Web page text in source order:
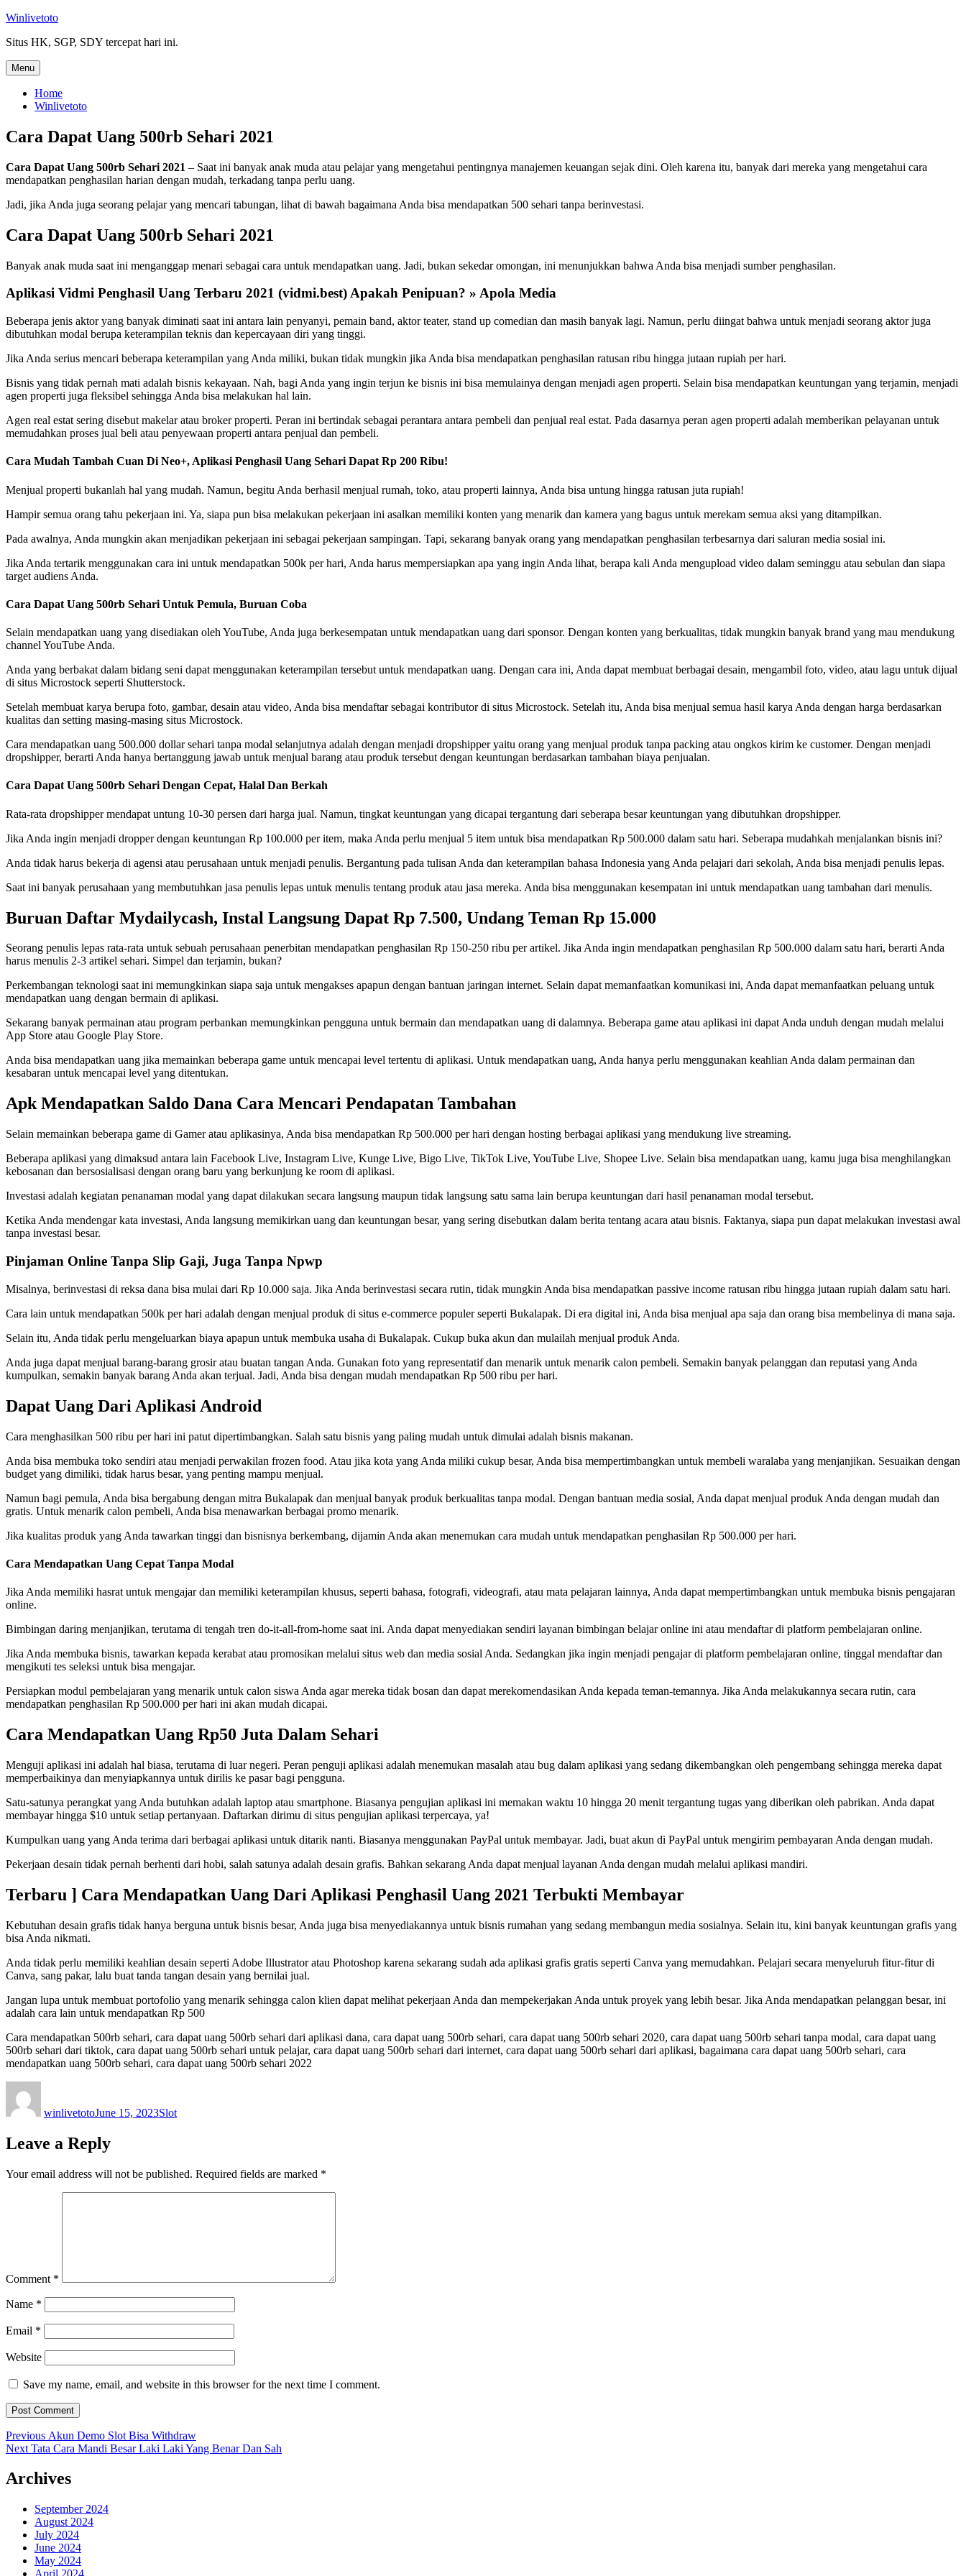
Skip
content
Winlivetoto
Situs HK, SGP, SDY tercepat hari ini.
Menu
Home
Winlivetoto
Cara Dapat Uang 500rb Sehari 2021
Cara Dapat Uang 500rb Sehari 2021 – Saat ini banyak anak muda atau pelajar yang mengetahui pentingnya manajemen keuangan sejak dini. Oleh karena itu, banyak dari mereka yang mengetahui cara
mendapatkan penghasilan harian dengan mudah, terkadang tanpa perlu uang.
Jadi, jika Anda juga seorang pelajar yang mencari tabungan, lihat di bawah bagaimana Anda bisa mendapatkan 500 sehari tanpa berinvestasi.
Cara Dapat Uang 500rb Sehari 2021
Banyak anak muda saat ini menganggap menari sebagai cara untuk mendapatkan uang. Jadi, bukan sekedar omongan, ini menunjukkan bahwa Anda bisa menjadi sumber penghasilan.
Aplikasi Vidmi Penghasil Uang Terbaru 2021 (vidmi.best) Apakah Penipuan? » Apola Media
Beberapa jenis aktor yang banyak diminati saat ini antara lain penyanyi, pemain band, aktor teater, stand up comedian dan masih banyak lagi. Namun, perlu diingat bahwa untuk menjadi seorang aktor juga
dibutuhkan modal berupa keterampilan teknis dan kepercayaan diri yang tinggi.
Jika Anda serius mencari beberapa keterampilan yang Anda miliki, bukan tidak mungkin jika Anda bisa mendapatkan penghasilan ratusan ribu hingga jutaan rupiah per hari.
Bisnis yang tidak pernah mati adalah bisnis kekayaan. Nah, bagi Anda yang ingin terjun ke bisnis ini bisa memulainya dengan menjadi agen properti. Selain bisa mendapatkan keuntungan yang terjamin, menjadi
agen properti juga fleksibel sehingga Anda bisa melakukan hal lain.
Agen real estat sering disebut makelar atau broker properti. Peran ini bertindak sebagai perantara antara pembeli dan penjual real estat. Pada dasarnya peran agen properti adalah memberikan pelayanan untuk
memudahkan proses jual beli atau penyewaan properti antara penjual dan pembeli.
Cara Mudah Tambah Cuan Di Neo+, Aplikasi Penghasil Uang Sehari Dapat Rp 200 Ribu!
Menjual properti bukanlah hal yang mudah. Namun, begitu Anda berhasil menjual rumah, toko, atau properti lainnya, Anda bisa untung hingga ratusan juta rupiah!
Hampir semua orang tahu pekerjaan ini. Ya, siapa pun bisa melakukan pekerjaan ini asalkan memiliki konten yang menarik dan kamera yang bagus untuk merekam semua aksi yang ditampilkan.
Pada awalnya, Anda mungkin akan menjadikan pekerjaan ini sebagai pekerjaan sampingan. Tapi, sekarang banyak orang yang mendapatkan penghasilan terbesarnya dari saluran media sosial ini.
Jika Anda tertarik menggunakan cara ini untuk mendapatkan 500k per hari, Anda harus mempersiapkan apa yang ingin Anda lihat, berapa kali Anda mengupload video dalam seminggu atau sebulan dan siapa
target audiens Anda.
Cara Dapat Uang 500rb Sehari Untuk Pemula, Buruan Coba
Selain mendapatkan uang yang disediakan oleh YouTube, Anda juga berkesempatan untuk mendapatkan uang dari sponsor. Dengan konten yang berkualitas, tidak mungkin banyak brand yang mau mendukung
channel YouTube Anda.
Anda yang berbakat dalam bidang seni dapat menggunakan keterampilan tersebut untuk mendapatkan uang. Dengan cara ini, Anda dapat membuat berbagai desain, mengambil foto, video, atau lagu untuk dijual
di situs Microstock seperti Shutterstock.
Setelah membuat karya berupa foto, gambar, desain atau video, Anda bisa mendaftar sebagai kontributor di situs Microstock. Setelah itu, Anda bisa menjual semua hasil karya Anda dengan harga berdasarkan
kualitas dan setting masing-masing situs Microstock.
Cara mendapatkan uang 500.000 dollar sehari tanpa modal selanjutnya adalah dengan menjadi dropshipper yaitu orang yang menjual produk tanpa packing atau ongkos kirim ke customer. Dengan menjadi
dropshipper, berarti Anda hanya bertanggung jawab untuk menjual barang atau produk tersebut dengan keuntungan berdasarkan tambahan biaya penjualan.
Cara Dapat Uang 500rb Sehari Dengan Cepat, Halal Dan Berkah
Rata-rata dropshipper mendapat untung 10-30 persen dari harga jual. Namun, tingkat keuntungan yang dicapai tergantung dari seberapa besar keuntungan yang dibutuhkan dropshipper.
Jika Anda ingin menjadi dropper dengan keuntungan Rp 100.000 per item, maka Anda perlu menjual 5 item untuk bisa mendapatkan Rp 500.000 dalam satu hari. Seberapa mudahkah menjalankan bisnis ini?
Anda tidak harus bekerja di agensi atau perusahaan untuk menjadi penulis. Bergantung pada tulisan Anda dan keterampilan bahasa Indonesia yang Anda pelajari dari sekolah, Anda bisa menjadi penulis lepas.
Saat ini banyak perusahaan yang membutuhkan jasa penulis lepas untuk menulis tentang produk atau jasa mereka. Anda bisa menggunakan kesempatan ini untuk mendapatkan uang tambahan dari menulis.
Buruan Daftar Mydailycash, Instal Langsung Dapat Rp 7.500, Undang Teman Rp 15.000
Seorang penulis lepas rata-rata untuk sebuah perusahaan penerbitan mendapatkan penghasilan Rp 150-250 ribu per artikel. Jika Anda ingin mendapatkan penghasilan Rp 500.000 dalam satu hari, berarti Anda
harus menulis 2-3 artikel sehari. Simpel dan terjamin, bukan?
Perkembangan teknologi saat ini memungkinkan siapa saja untuk mengakses apapun dengan bantuan jaringan internet. Selain dapat memanfaatkan komunikasi ini, Anda dapat memanfaatkan peluang untuk
mendapatkan uang dengan bermain di aplikasi.
Sekarang banyak permainan atau program perbankan memungkinkan pengguna untuk bermain dan mendapatkan uang di dalamnya. Beberapa game atau aplikasi ini dapat Anda unduh dengan mudah melalui
App Store atau Google Play Store.
Anda bisa mendapatkan uang jika memainkan beberapa game untuk mencapai level tertentu di aplikasi. Untuk mendapatkan uang, Anda hanya perlu menggunakan keahlian Anda dalam permainan dan
kesabaran untuk mencapai level yang ditentukan.
Apk Mendapatkan Saldo Dana Cara Mencari Pendapatan Tambahan
Selain memainkan beberapa game di Gamer atau aplikasinya, Anda bisa mendapatkan Rp 500.000 per hari dengan hosting berbagai aplikasi yang mendukung live streaming.
Beberapa aplikasi yang dimaksud antara lain Facebook Live, Instagram Live, Kunge Live, Bigo Live, TikTok Live, YouTube Live, Shopee Live. Selain bisa mendapatkan uang, kamu juga bisa menghilangkan
kebosanan dan bersosialisasi dengan orang baru yang berkunjung ke room di aplikasi.
Investasi adalah kegiatan penanaman modal yang dapat dilakukan secara langsung maupun tidak langsung satu sama lain berupa keuntungan dari hasil penanaman modal tersebut.
Ketika Anda mendengar kata investasi, Anda langsung memikirkan uang dan keuntungan besar, yang sering disebutkan dalam berita tentang acara atau bisnis. Faktanya, siapa pun dapat melakukan investasi awal
tanpa investasi besar.
Pinjaman Online Tanpa Slip Gaji, Juga Tanpa Npwp
Misalnya, berinvestasi di reksa dana bisa mulai dari Rp 10.000 saja. Jika Anda berinvestasi secara rutin, tidak mungkin Anda bisa mendapatkan passive income ratusan ribu hingga jutaan rupiah dalam satu hari.
Cara lain untuk mendapatkan 500k per hari adalah dengan menjual produk di situs e-commerce populer seperti Bukalapak. Di era digital ini, Anda bisa menjual apa saja dan orang bisa membelinya di mana saja.
Selain itu, Anda tidak perlu mengeluarkan biaya apapun untuk membuka usaha di Bukalapak. Cukup buka akun dan mulailah menjual produk Anda.
Anda juga dapat menjual barang-barang grosir atau buatan tangan Anda. Gunakan foto yang representatif dan menarik untuk menarik calon pembeli. Semakin banyak pelanggan dan reputasi yang Anda
kumpulkan, semakin banyak barang Anda akan terjual. Jadi, Anda bisa dengan mudah mendapatkan Rp 500 ribu per hari.
Dapat Uang Dari Aplikasi Android
Cara menghasilkan 500 ribu per hari ini patut dipertimbangkan. Salah satu bisnis yang paling mudah untuk dimulai adalah bisnis makanan.
Anda bisa membuka toko sendiri atau menjadi perwakilan frozen food. Atau jika kota yang Anda miliki cukup besar, Anda bisa mempertimbangkan untuk membeli waralaba yang menjanjikan. Sesuaikan dengan
budget yang dimiliki, tidak harus besar, yang penting mampu menjual.
Namun bagi pemula, Anda bisa bergabung dengan mitra Bukalapak dan menjual banyak produk berkualitas tanpa modal. Dengan bantuan media sosial, Anda dapat menjual produk Anda dengan mudah dan
gratis. Untuk menarik calon pembeli, Anda bisa menawarkan berbagai promo menarik.
Jika kualitas produk yang Anda tawarkan tinggi dan bisnisnya berkembang, dijamin Anda akan menemukan cara mudah untuk mendapatkan penghasilan Rp 500.000 per hari.
Cara Mendapatkan Uang Cepat Tanpa Modal
Jika Anda memiliki hasrat untuk mengajar dan memiliki keterampilan khusus, seperti bahasa, fotografi, videografi, atau mata pelajaran lainnya, Anda dapat mempertimbangkan untuk membuka bisnis pengajaran
online.
Bimbingan daring menjanjikan, terutama di tengah tren do-it-all-from-home saat ini. Anda dapat menyediakan sendiri layanan bimbingan belajar online ini atau mendaftar di platform pembelajaran online.
Jika Anda membuka bisnis, tawarkan kepada kerabat atau promosikan melalui situs web dan media sosial Anda. Sedangkan jika ingin menjadi pengajar di platform pembelajaran online, tinggal mendaftar dan
mengikuti tes seleksi untuk bisa mengajar.
Persiapkan modul pembelajaran yang menarik untuk calon siswa Anda agar mereka tidak bosan dan dapat merekomendasikan Anda kepada teman-temannya. Jika Anda melakukannya secara rutin, cara
mendapatkan penghasilan Rp 500.000 per hari ini akan mudah dicapai.
Cara Mendapatkan Uang Rp50 Juta Dalam Sehari
Menguji aplikasi ini adalah hal biasa, terutama di luar negeri. Peran penguji aplikasi adalah menemukan masalah atau bug dalam aplikasi yang sedang dikembangkan oleh pengembang sehingga mereka dapat
memperbaikinya dan menyiapkannya untuk dirilis ke pasar bagi pengguna.
Satu-satunya perangkat yang Anda butuhkan adalah laptop atau smartphone. Biasanya pengujian aplikasi ini memakan waktu 10 hingga 20 menit tergantung tugas yang diberikan oleh pabrikan. Anda dapat
membayar hingga $10 untuk setiap pertanyaan. Daftarkan dirimu di situs pengujian aplikasi terpercaya, ya!
Kumpulkan uang yang Anda terima dari berbagai aplikasi untuk ditarik nanti. Biasanya menggunakan PayPal untuk membayar. Jadi, buat akun di PayPal untuk mengirim pembayaran Anda dengan mudah.
Pekerjaan desain tidak pernah berhenti dari hobi, salah satunya adalah desain grafis. Bahkan sekarang Anda dapat menjual layanan Anda dengan mudah melalui aplikasi mandiri.
Terbaru ] Cara Mendapatkan Uang Dari Aplikasi Penghasil Uang 2021 Terbukti Membayar
Kebutuhan desain grafis tidak hanya berguna untuk bisnis besar, Anda juga bisa menyediakannya untuk bisnis rumahan yang sedang membangun media sosialnya. Selain itu, kini banyak keuntungan grafis yang
bisa Anda nikmati.
Anda tidak perlu memiliki keahlian desain seperti Adobe Illustrator atau Photoshop karena sekarang sudah ada aplikasi grafis gratis seperti Canva yang memudahkan. Pelajari secara menyeluruh fitur-fitur di
Canva, sang pakar, lalu buat tanda tangan desain yang bernilai jual.
Jangan lupa untuk membuat portofolio yang menarik sehingga calon klien dapat melihat pekerjaan Anda dan mempekerjakan Anda untuk proyek yang lebih besar. Jika Anda mendapatkan pelanggan besar, ini
adalah cara lain untuk mendapatkan Rp 500
Cara mendapatkan 500rb sehari, cara dapat uang 500rb sehari dari aplikasi dana, cara dapat uang 500rb sehari, cara dapat uang 500rb sehari 2020, cara dapat uang 500rb sehari tanpa modal, cara dapat uang
500rb sehari dari tiktok, cara dapat uang 500rb sehari untuk pelajar, cara dapat uang 500rb sehari dari internet, cara dapat uang 500rb sehari dari aplikasi, bagaimana cara dapat uang 500rb sehari, cara
mendapatkan uang 500rb sehari, cara dapat uang 500rb sehari 2022
winlivetotoJune 15, 2023Slot
Leave a Reply
Your email address will not be published. Required fields are marked *
Comment *
Name *
Email *
Website
Save my name, email, and website in this browser for the next time I comment.
Post
navigation
Previous Previous
post:
Akun Demo Slot Bisa Withdraw
Next Next
Tata Cara Mandi Besar Laki Laki Yang Benar Dan Sah
Archives
September 2024
August 2024
July 2024
June 2024
May 2024